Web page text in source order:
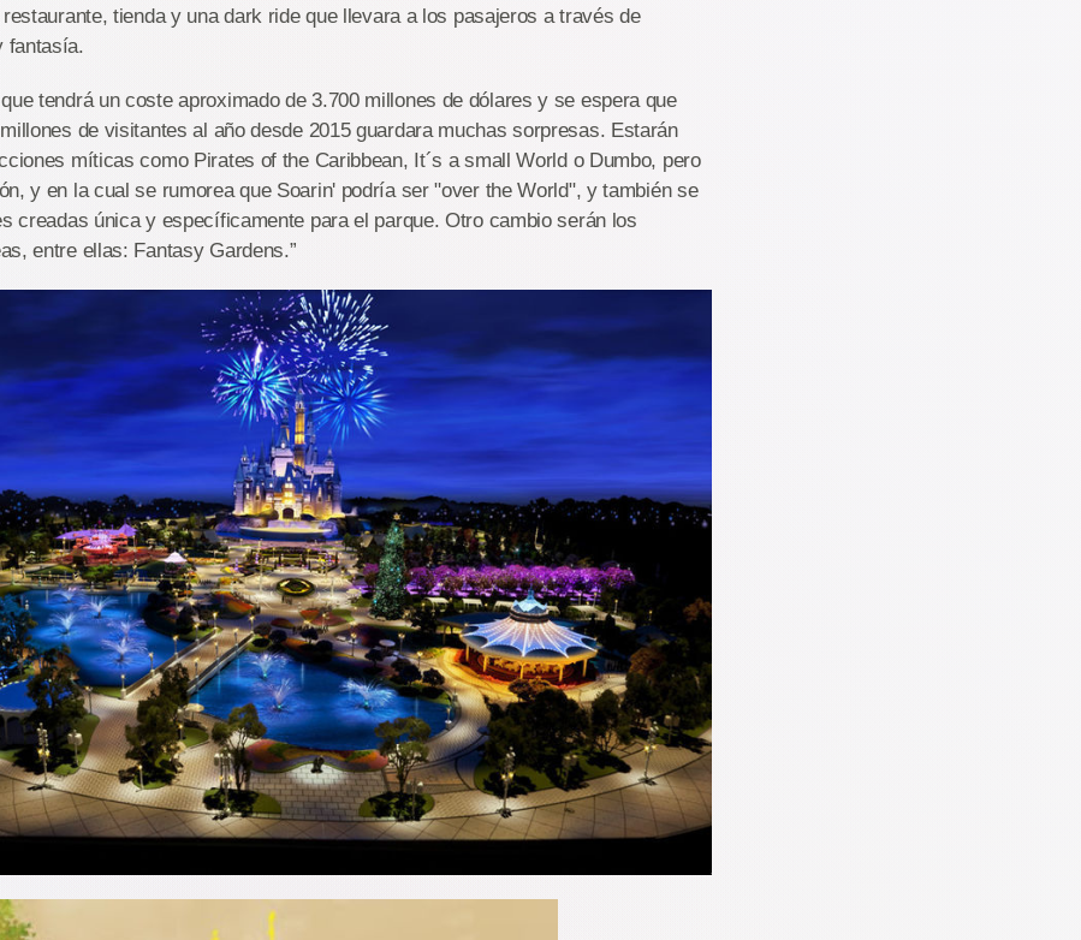
tienda y una dark ride que llevara a los pasajeros a través de
fantasía.
tendrá un coste aproximado de 3.700 millones de dólares y se espera que
de visitantes al año desde 2015 guardara muchas sorpresas. Estarán
míticas como Pirates of the Caribbean, It´s a small World o Dumbo, pero
y en la cual se rumorea que Soarin' podría ser "over the World", y también se
creadas única y específicamente para el parque. Otro cambio serán los
entre ellas: Fantasy Gardens.”